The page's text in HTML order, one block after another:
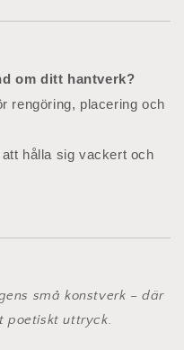
om ditt hantverk?
rengöring, placering och
hålla sig vackert och
små konstverk – där
poetiskt uttryck.